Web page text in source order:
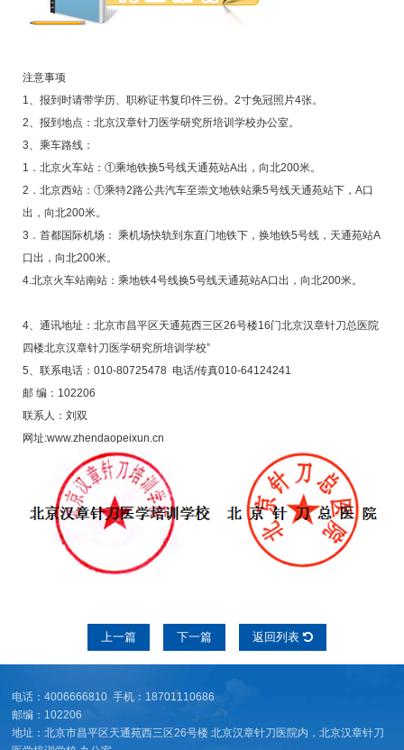
注意事项
1、报到时请带学历、职称证书复印件三份。2寸免冠照片4张。
2、报到地点：北京汉章针刀医学研究所培训学校办公室。
3、乘车路线：
1．北京火车站：①乘地铁换5号线天通苑站A出，向北200米。
2．北京西站：①乘特2路公共汽车至崇文地铁站乘5号线天通苑站下，A口
出，向北200米。
3．首都国际机场： 乘机场快轨到东直门地铁下，换地铁5号线，天通苑站A
口出，向北200米。
4.北京火车站南站：乘地铁4号线换5号线天通苑站A口出，向北200米。
4、通讯地址：北京市昌平区天通苑西三区26号楼16门北京汉章针刀总医院
四楼北京汉章针刀医学研究所培训学校”
5、联系电话：010-80725478 电话/传真010-64124241
邮 编：102206
联系人：刘双
网址:www.zhendaopeixun.cn
上一篇 下一篇 返回列表
电话：4006666810 手机：18701110686
邮编：102206
地址：北京市昌平区天通苑西三区26号楼 北京汉章针刀医院内，北京汉章针刀